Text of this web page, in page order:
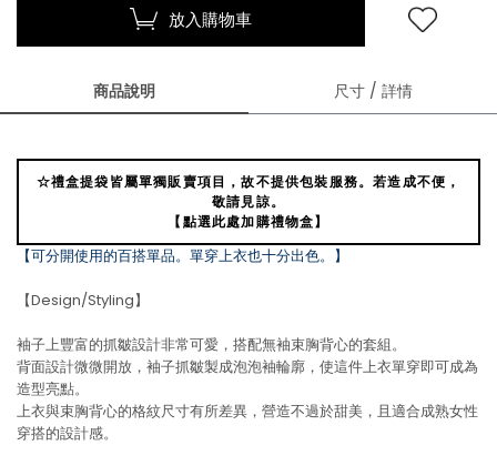
放入購物車
商品說明 尺寸 / 詳情
☆禮盒提袋皆屬單獨販賣項目，故不提供包裝服務。若造成不便，
敬請見諒。
【點選此處加購禮物盒】
【可分開使用的百搭單品。單穿上衣也十分出色。】
【Design/Styling】
袖子上豐富的抓皺設計非常可愛，搭配無袖束胸背心的套組。
背面設計微微開放，袖子抓皺製成泡泡袖輪廓，使這件上衣單穿即可成為
造型亮點。
上衣與束胸背心的格紋尺寸有所差異，營造不過於甜美，且適合成熟女性
穿搭的設計感。